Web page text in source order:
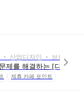
‧ 산업디자인 ‧ 브랜드/패
제를 해결하는 [디자인
제휴 카페 포인트